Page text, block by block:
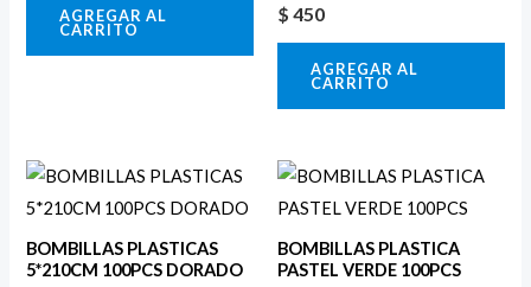
AGREGAR AL
CARRITO
$ 450
AGREGAR AL
CARRITO
BOMBILLAS PLASTICAS
5*210CM 100PCS DORADO
BOMBILLAS PLASTICA
PASTEL VERDE 100PCS